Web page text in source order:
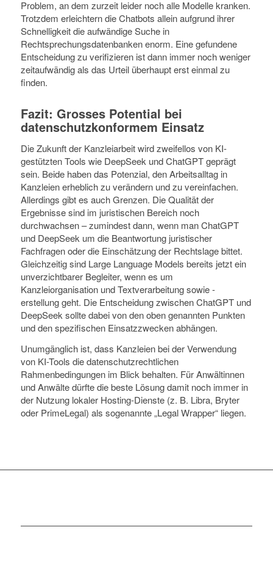
Problem, an dem zurzeit leider noch alle Modelle kranken.
Trotzdem erleichtern die Chatbots allein aufgrund ihrer
Schnelligkeit die aufwändige Suche in
Rechtsprechungsdatenbanken enorm. Eine gefundene
Entscheidung zu verifizieren ist dann immer noch weniger
zeitaufwändig als das Urteil überhaupt erst einmal zu
finden.
Fazit: Grosses Potential bei
datenschutzkonformem Einsatz
Die Zukunft der Kanzleiarbeit wird zweifellos von KI-
gestützten Tools wie DeepSeek und ChatGPT geprägt
sein. Beide haben das Potenzial, den Arbeitsalltag in
Kanzleien erheblich zu verändern und zu vereinfachen.
Allerdings gibt es auch Grenzen. Die Qualität der
Ergebnisse sind im juristischen Bereich noch
durchwachsen – zumindest dann, wenn man ChatGPT
und DeepSeek um die Beantwortung juristischer
Fachfragen oder die Einschätzung der Rechtslage bittet.
Gleichzeitig sind Large Language Models bereits jetzt ein
unverzichtbarer Begleiter, wenn es um
Kanzleiorganisation und Textverarbeitung sowie -
erstellung geht. Die Entscheidung zwischen ChatGPT und
DeepSeek sollte dabei von den oben genannten Punkten
und den spezifischen Einsatzzwecken abhängen.
Unumgänglich ist, dass Kanzleien bei der Verwendung
von KI-Tools die datenschutzrechtlichen
Rahmenbedingungen im Blick behalten. Für Anwältinnen
und Anwälte dürfte die beste Lösung damit noch immer in
der Nutzung lokaler Hosting-Dienste (z. B. Libra, Bryter
oder PrimeLegal) als sogenannte „Legal Wrapper“ liegen.